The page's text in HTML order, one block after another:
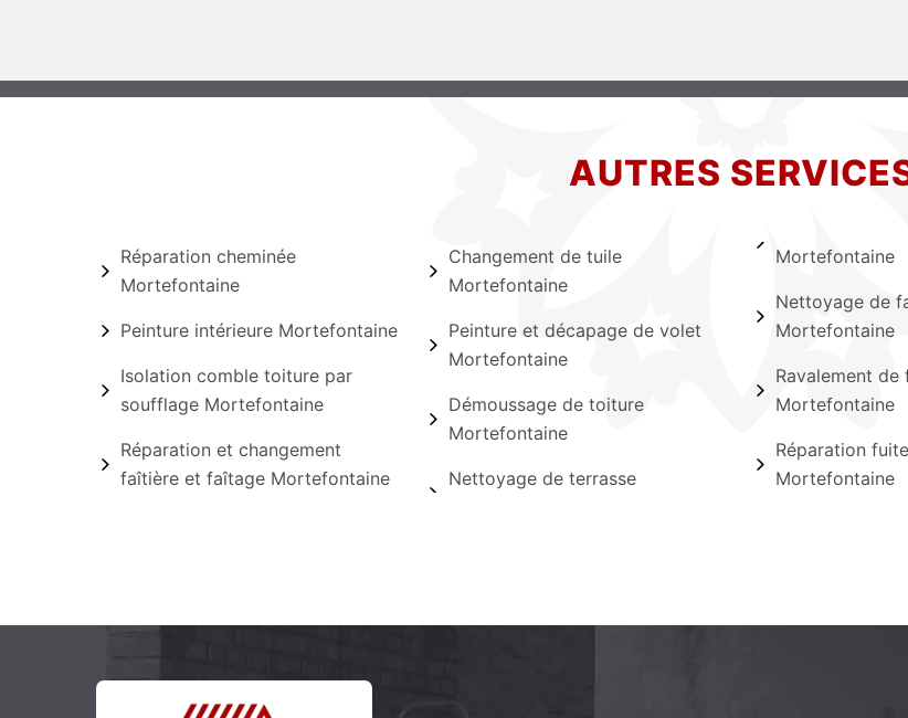
AUTRES
Réparation cheminée
Mortefontaine
Peinture intérieure Mortefontaine
Isolation comble toiture par
soufflage Mortefontaine
Réparation et changement
faîtière et faîtage Mortefontaine
Changement de tuile
Mortefontaine
Peinture et décapage de volet
Mortefontaine
Démoussage de toiture
Mortefontaine
Nettoyage de terrasse
Mortefontaine
Nettoyage de
Mortefontaine
Ravalement de
Mortefontaine
Réparation
Mortefontaine